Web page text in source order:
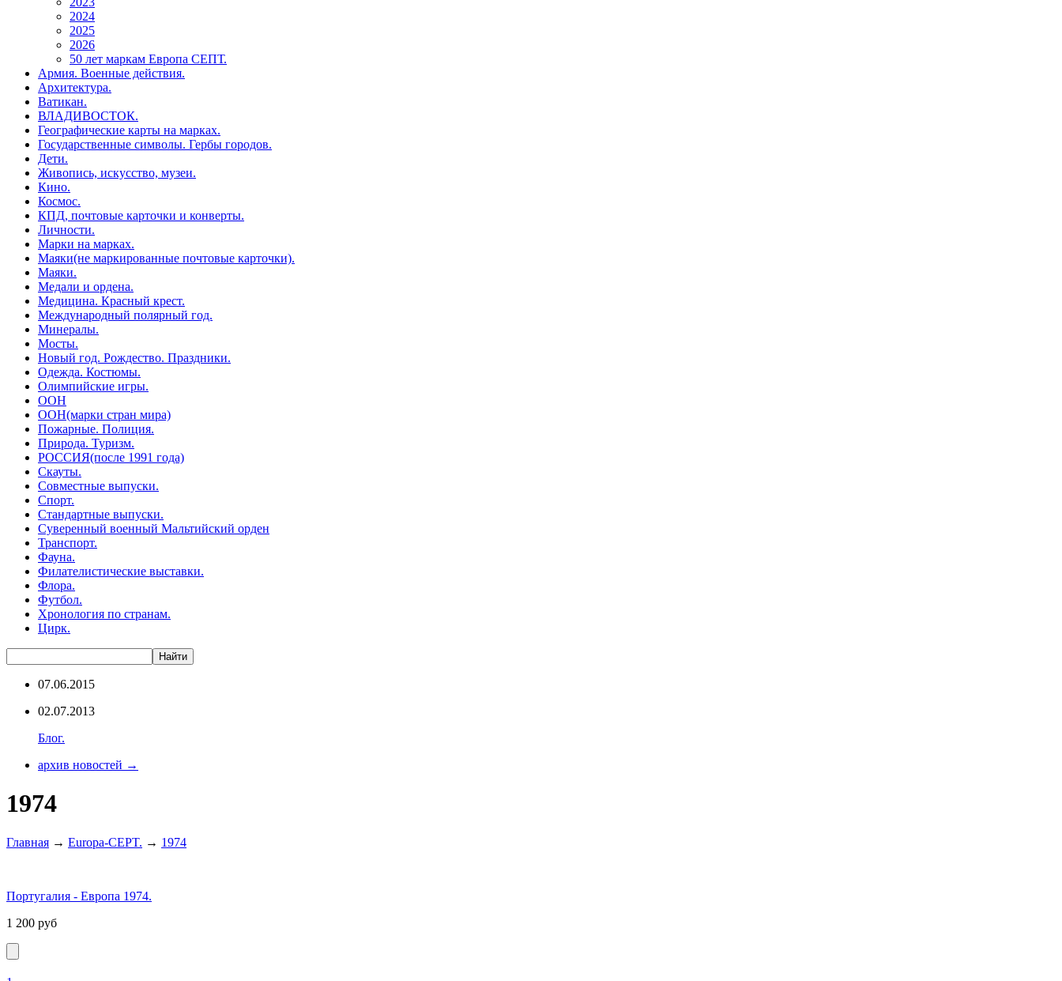
2024
2025
2026
50 лет маркам Европа СЕПТ.
Армия. Военные действия.
Архитектура.
Ватикан.
ВЛАДИВОСТОК.
Географические карты на марках.
Государственные символы. Гербы городов.
Дети.
Живопись, искусство, музеи.
Кино.
Космос.
КПД, почтовые карточки и конверты.
Личности.
Марки на марках.
Маяки(не маркированные почтовые карточки).
Маяки.
Медали и ордена.
Медицина. Красный крест.
Международный полярный год.
Минералы.
Мосты.
Новый год. Рождество. Праздники.
Одежда. Костюмы.
Олимпийские игры.
ООН
ООН(марки стран мира)
Пожарные. Полиция.
Природа. Туризм.
РОССИЯ(после 1991 года)
Скауты.
Совместные выпуски.
Спорт.
Стандартные выпуски.
Суверенный военный Мальтийский орден
Транспорт.
Фауна.
Филателистические выставки.
Флора.
Футбол.
Хронология по странам.
Цирк.
07.06.2015
02.07.2013
Блог.
архив новостей →
1974
Главная → Europa-CEPT. → 1974
Португалия - Европа 1974.
1 200 руб